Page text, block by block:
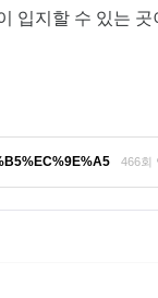
입지할 수 있는
466회